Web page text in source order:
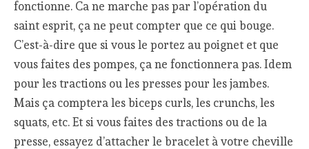
fonctionne. Ca ne marche pas par l’opération du
saint esprit, ça ne peut compter que ce qui bouge.
C’est-à-dire que si vous le portez au poignet et que
vous faites des pompes, ça ne fonctionnera pas. Idem
pour les tractions ou les presses pour les jambes.
Mais ça comptera les biceps curls, les crunchs, les
squats, etc. Et si vous faites des tractions ou de la
presse, essayez d’attacher le bracelet à votre cheville